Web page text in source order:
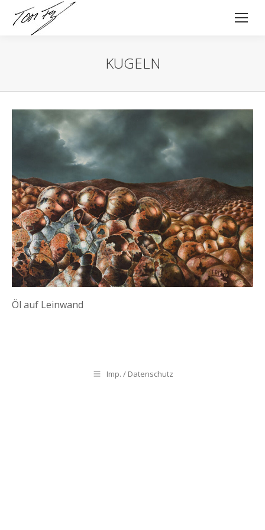
KUGELN
Öl auf Leinwand
Imp. / Datenschutz